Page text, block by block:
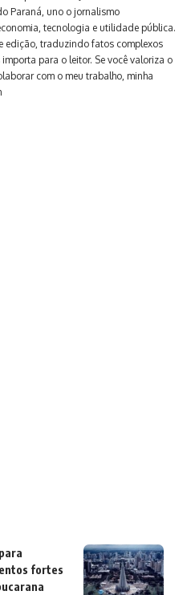
Paraná, uno o jornalismo
tecnologia e utilidade pública.
edição, traduzindo fatos complexos
para o leitor. Se você valoriza o
com o meu trabalho, minha
fortes